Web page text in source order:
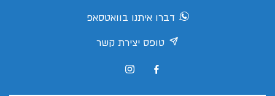
דברו איתנו בוואטסאפ
טופס יצירת קשר